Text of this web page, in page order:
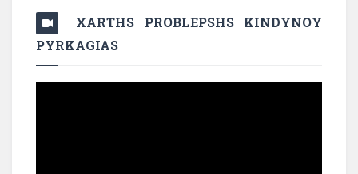
XARTHS PROBLEPSHS KINDYNOY
PYRKAGIAS